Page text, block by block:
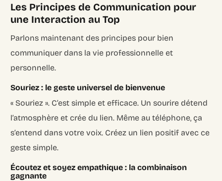
Les Principes de Communication pour
une Interaction au Top
Parlons maintenant des principes pour bien
communiquer dans la vie professionnelle et
personnelle.
Souriez : le geste universel de bienvenue
« Souriez ». C’est simple et efficace. Un sourire détend
l’atmosphère et crée du lien. Même au téléphone, ça
s’entend dans votre voix. Créez un lien positif avec ce
geste simple.
Écoutez et soyez empathique : la combinaison
gagnante